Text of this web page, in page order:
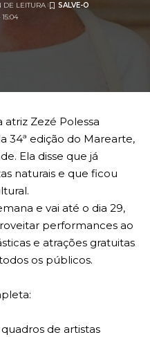
DE LEITURA
atriz Zezé Polessa
34ª edição do Marearte,
Ela disse que já
naturais e que ficou
e vai até o dia 29,
performances ao
e atrações gratuitas
os públicos.
quadros de artistas